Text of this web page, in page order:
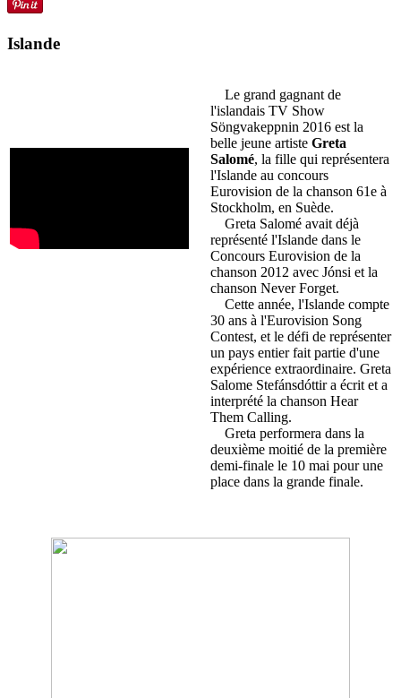
Islande
Le grand gagnant de
l'islandais TV Show
Söngvakeppnin 2016 est la
belle jeune artiste Greta
Salomé, la fille qui représentera
l'Islande au concours
Eurovision de la chanson 61e à
Stockholm, en Suède.
Greta Salomé avait déjà
représenté l'Islande dans le
Concours Eurovision de la
chanson 2012 avec Jónsi et la
chanson Never Forget.
Cette année, l'Islande compte
30 ans à l'Eurovision Song
Contest, et le défi de représenter
un pays entier fait partie d'une
expérience extraordinaire. Greta
Salome Stefánsdóttir a écrit et a
interprété la chanson Hear
Them Calling.
Greta performera dans la
deuxième moitié de la première
demi-finale le 10 mai pour une
place dans la grande finale.